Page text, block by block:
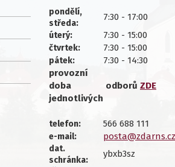
pondělí,
středa:
7:30 - 17:00
úterý: 7:30 - 15:00
čtvrtek: 7:30 - 15:00
pátek:
7:30 - 14:30
provozní
doba
jednotlivých
odborů ZDE
telefon: 566 688 111
e-mail: posta@zdarns.cz
dat.
schránka:
ybxb3sz